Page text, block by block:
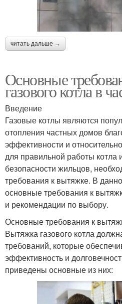
читать дальше →
Основные
газового котла в
Введение
Газовые котлы являются
отопления частных домов
эффективности и
для правильной работы котла
безопасности жильцов,
требования к вытяжке. В
основные требования к
и рекомендации по выбору.
Основные требования к
Вытяжка газового котла
требований, которые
эффективность и
приведены основные из них: